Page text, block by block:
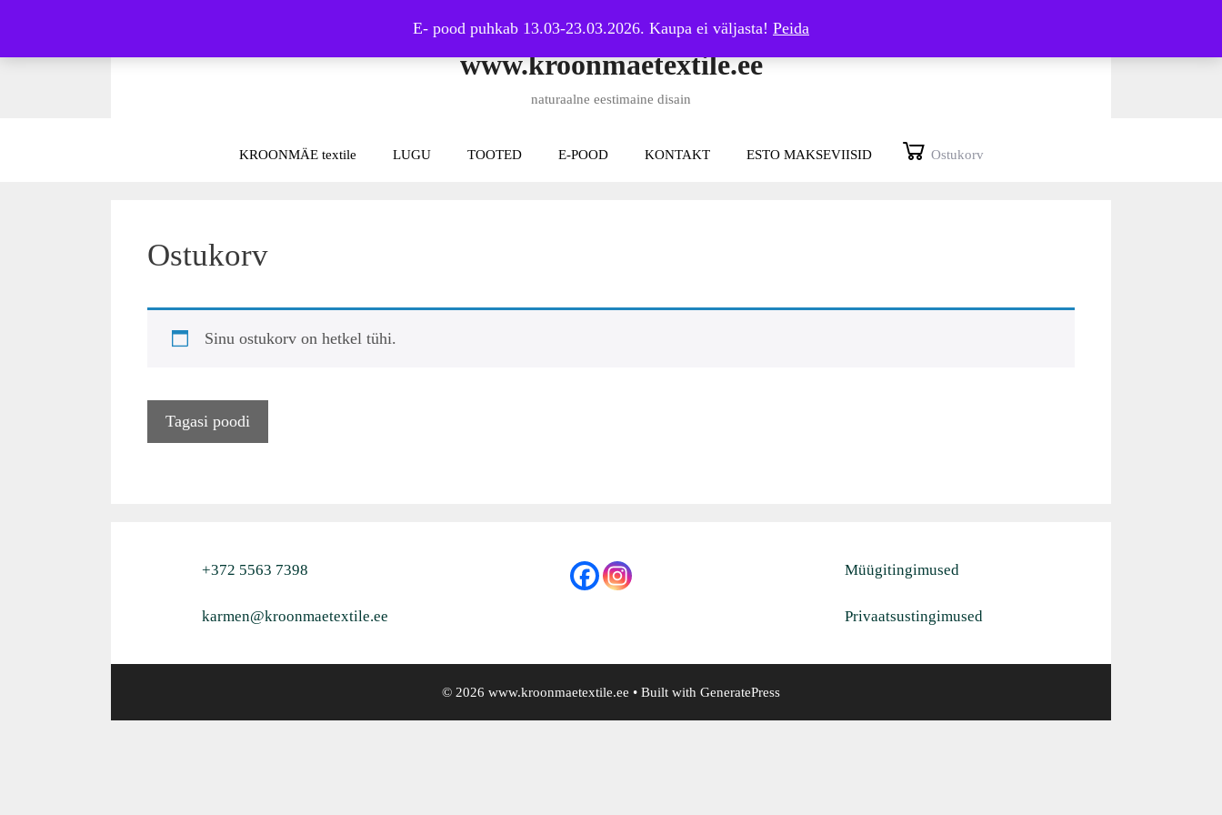
E- pood puhkab 13.03-23.03.2026. Kaupa ei väljasta! Peida
content
www.kroonmaetextile.ee
naturaalne eestimaine disain
KROONMÄE textile LUGU TOOTED E-POOD KONTAKT ESTO MAKSEVIISID Ostukorv
Ostukorv
Sinu ostukorv on hetkel tühi.
Tagasi poodi
+372 5563 7398
karmen@kroonmaetextile.ee
Müügitingimused
Privaatsustingimused
© 2026 www.kroonmaetextile.ee • Built with GeneratePress